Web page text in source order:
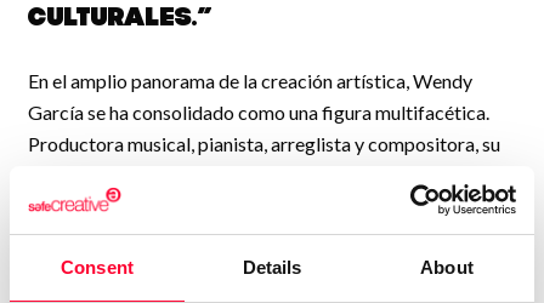
Consent Details About
culturales.”
En el amplio panorama de la creación artística, Wendy
García se ha consolidado como una figura multifacética.
Productora musical, pianista, arreglista y compositora, su
el campo audiovisual.
Con una notable trayectoria que incluye su participación en